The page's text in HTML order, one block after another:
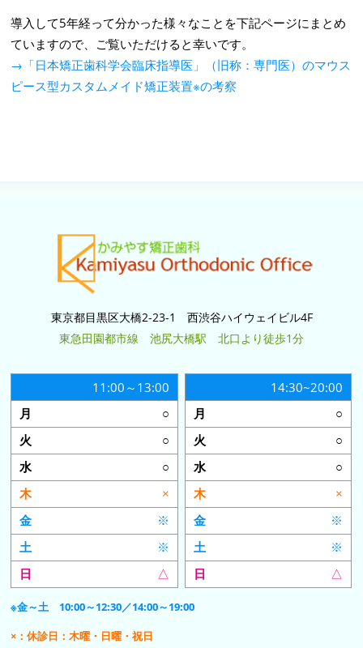
導入して5年経って分かった様々なことを下記ページにまとめ
ていますので、ご覧いただけると幸いです。
→「日本矯正歯科学会臨床指導医」（旧称：専門医）のマウス
ピース型カスタムメイド矯正装置※の考察
東京都目黒区大橋2-23-1 西渋谷ハイウェイビル4F
東急田園都市線 池尻大橋駅 北口より徒歩1分
11:00～13:00
○
○
○
×
※
※
△
14:30~20:00
○
○
○
×
※
※
△
※金～土 10:00～12:30／14:00～19:00
×：休診日：木曜・日曜・祝日